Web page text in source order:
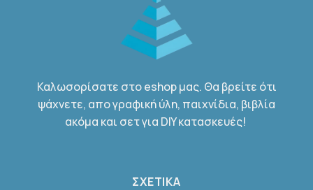
Καλωσορίσατε στο eshop μας. Θα βρείτε ότι
ψάχνετε, απο γραφική ύλη, παιχνίδια, βιβλία
ακόμα και σετ για DIY κατασκευές!
ΣΧΕΤΙΚΑ